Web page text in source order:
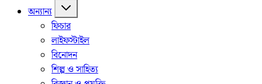
অন্যান্য
ফিচার
লাইফস্টাইল
বিনোদন
শিল্প ও সাহিত্য